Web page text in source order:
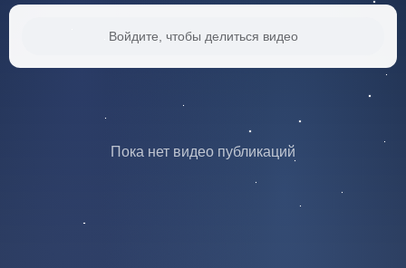
Войдите, чтобы делиться видео
Пока нет видео публикаций